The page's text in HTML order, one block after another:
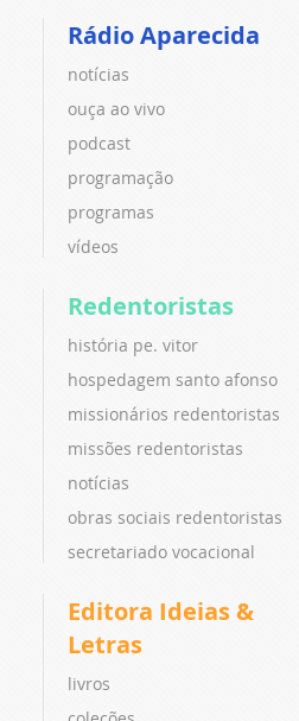
Rádio Aparecida
notícias
ouça ao vivo
podcast
programação
programas
vídeos
Redentoristas
história pe. vitor
hospedagem santo afonso
missionários redentoristas
missões redentoristas
notícias
obras sociais redentoristas
secretariado vocacional
Editora Ideias &
Letras
livros